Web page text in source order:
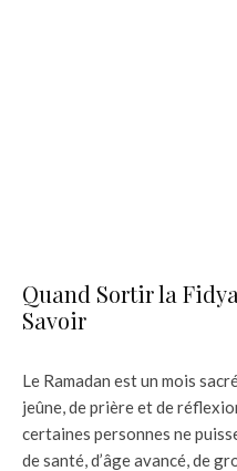
Quand Sortir la
Savoir
Le Ramadan est un mois
jeûne, de prière et de
certaines personnes ne
de santé, d’âge avancé, de